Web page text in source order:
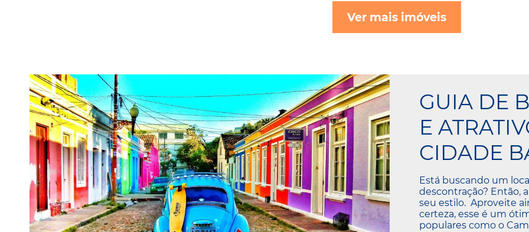
Ver mais imóveis
GUIA DE
E
CIDADE
Está buscando um
descontração? Então,
seu estilo. Aproveite
certeza, esse é um
populares como o